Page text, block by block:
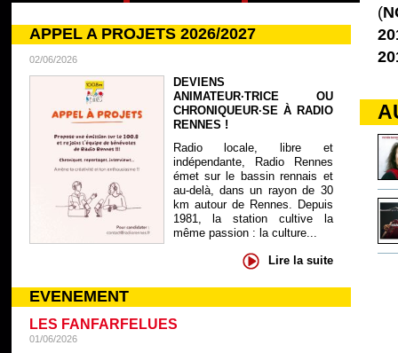
APPEL A PROJETS 2026/2027
02/06/2026
DEVIENS
ANIMATEUR·TRICE OU
CHRONIQUEUR·SE À RADIO
RENNES !
Radio locale, libre et
indépendante, Radio Rennes
émet sur le bassin rennais et
au-delà, dans un rayon de 30
km autour de Rennes. Depuis
1981, la station cultive la
même passion : la culture...
Lire la suite
EVENEMENT
LES FANFARFELUES
01/06/2026
(